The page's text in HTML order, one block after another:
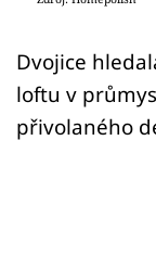
Dvojice
loftu v
přivolaného